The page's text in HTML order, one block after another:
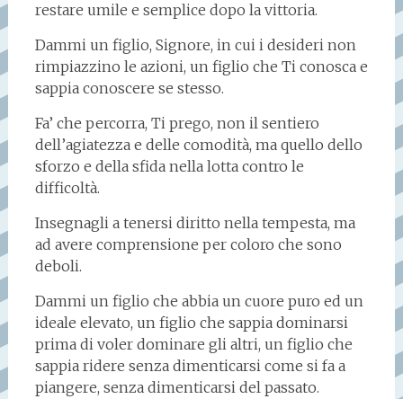
restare umile e semplice dopo la vittoria.
Dammi un figlio, Signore, in cui i desideri non
rimpiazzino le azioni, un figlio che Ti conosca e
sappia conoscere se stesso.
Fa’ che percorra, Ti prego, non il sentiero
dell’agiatezza e delle comodità, ma quello dello
sforzo e della sfida nella lotta contro le
difficoltà.
Insegnagli a tenersi diritto nella tempesta, ma
ad avere comprensione per coloro che sono
deboli.
Dammi un figlio che abbia un cuore puro ed un
ideale elevato, un figlio che sappia dominarsi
prima di voler dominare gli altri, un figlio che
sappia ridere senza dimenticarsi come si fa a
piangere, senza dimenticarsi del passato.